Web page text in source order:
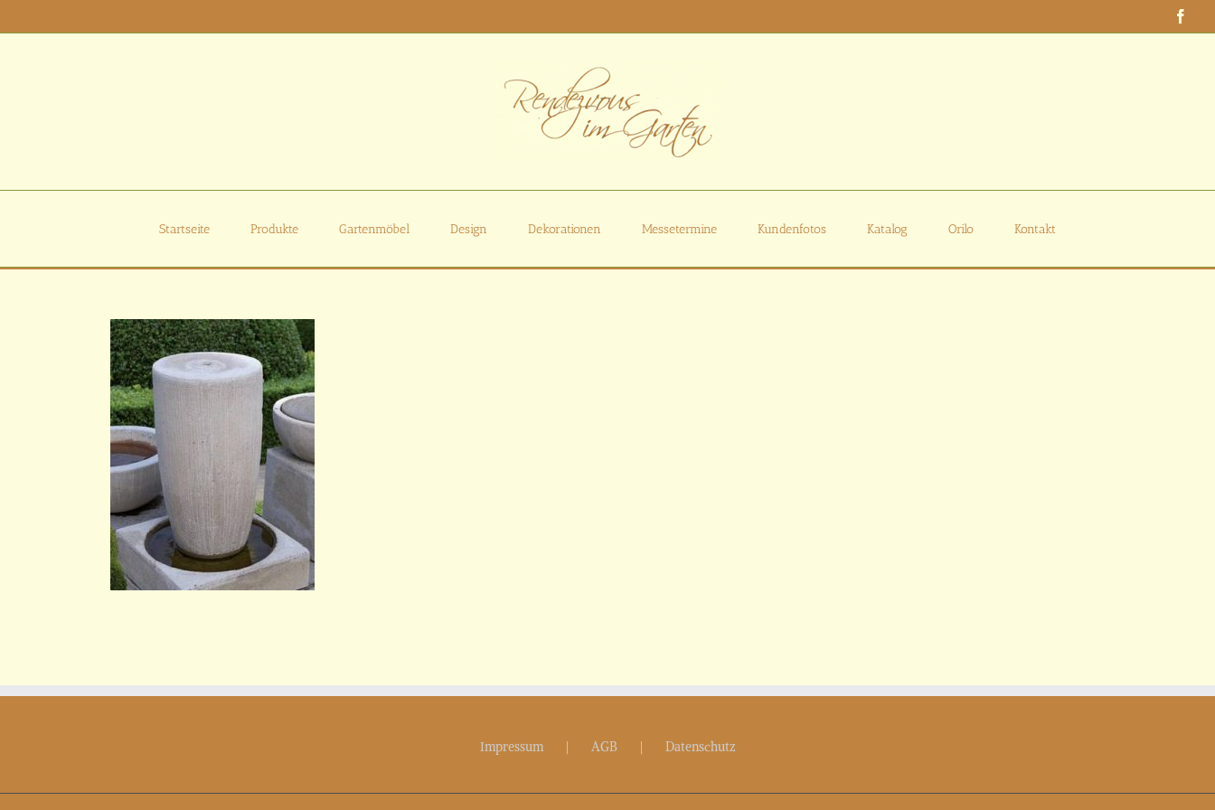
Inhalt
Startseite Produkte Gartenmöbel Design Dekorationen Messetermine Kundenfotos Katalog Orilo Kontakt
Impressum AGB Datenschutz